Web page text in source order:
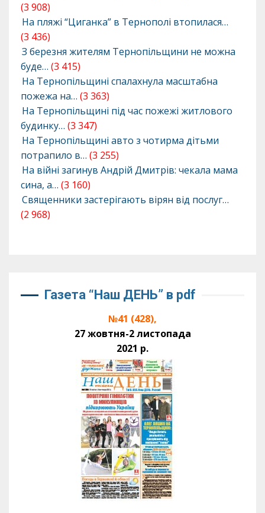
(3 908)
На пляжі “Циганка” в Тернополі втопилася…
(3 436)
З березня жителям Тернопільщини не можна
буде… (3 415)
На Тернопільщині спалахнула масштабна
пожежа на… (3 363)
На Тернопільщині під час пожежі житлового
будинку… (3 347)
На Тернопільщині авто з чотирма дітьми
потрапило в… (3 255)
На війні загинув Андрій Дмитрів: чекала мама
сина, а… (3 160)
Священники застерігають вірян від послуг…
(2 968)
Газета “Наш ДЕНЬ” в pdf
№41 (428),
27 жовтня-2 листопада
2021 р.